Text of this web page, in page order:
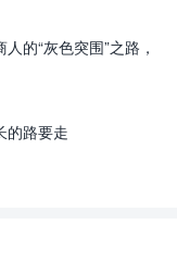
的“灰色突围”之路，
的路要走